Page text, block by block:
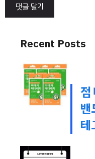
Recent Posts
점
밴
테